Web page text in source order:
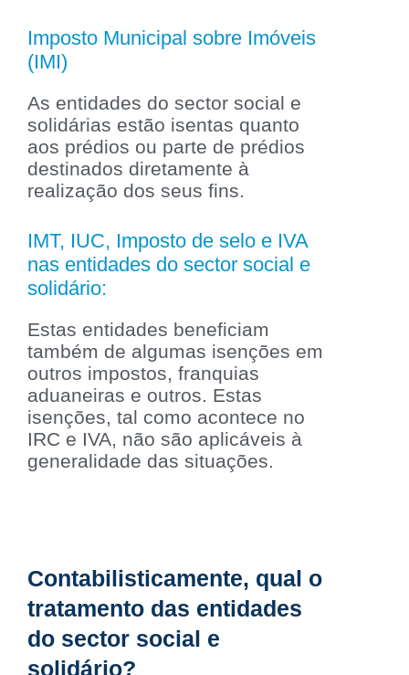
Imposto Municipal sobre Imóveis
(IMI)
As entidades do sector social e
solidárias estão isentas quanto
aos prédios ou parte de prédios
destinados diretamente à
realização dos seus fins.
IMT, IUC, Imposto de selo e IVA
nas entidades do sector social e
solidário:
Estas entidades beneficiam
também de algumas isenções em
outros impostos, franquias
aduaneiras e outros. Estas
isenções, tal como acontece no
IRC e IVA, não são aplicáveis à
generalidade das situações.
Contabilisticamente, qual o
tratamento das entidades
do sector social e
solidário?